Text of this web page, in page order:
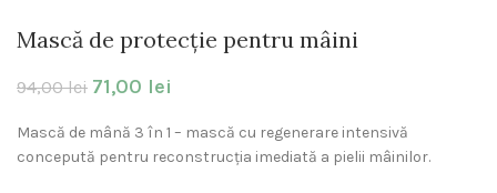
Mască de protecție pentru mâini
94,00lei 71,00 lei
Mască de mână 3 în 1 – mască cu regenerare intensivă
concepută pentru reconstrucția imediată a pielii mâinilor.